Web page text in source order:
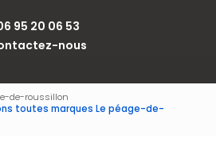
95 20 06 53
nous
de-roussillon
toutes marques Le péage-de-